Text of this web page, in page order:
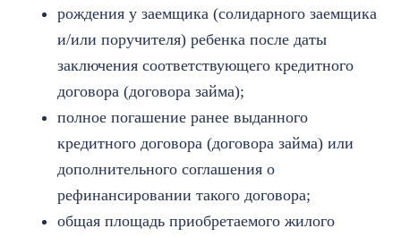
рождения у заемщика (солидарного заемщика
и/или поручителя) ребенка после даты
заключения соответствующего кредитного
договора (договора займа);
полное погашение ранее выданного
кредитного договора (договора займа) или
дополнительного соглашения о
рефинансировании такого договора;
общая площадь приобретаемого жилого